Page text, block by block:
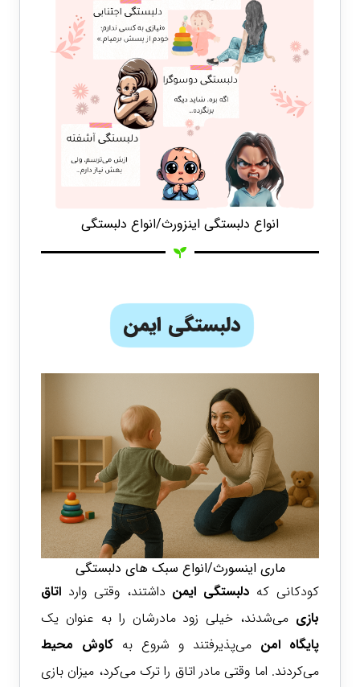
انواع دلبستگی اینزورث/انواع دلبستگی
دلبستگی ایمن
ماری اینسورث/انواع سبک های دلبستگی
کودکانی که دلبستگی ایمن داشتند، وقتی وارد اتاق
بازی می‌شدند، خیلی زود مادرشان را به عنوان یک
پایگاه امن می‌پذیرفتند و شروع به کاوش محیط
می‌کردند. اما وقتی مادر اتاق را ترک می‌کرد، میزان بازی